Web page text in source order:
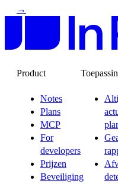
→
Product
Notes
Plans
MCP
For
developers
Prijzen
Beveiliging